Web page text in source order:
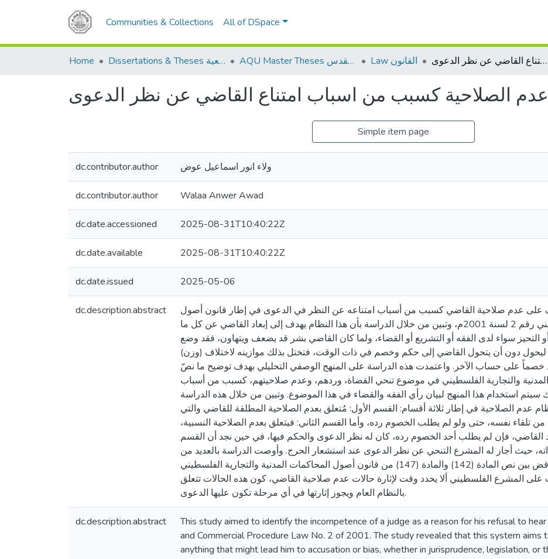
Communities & Collections All of DSpace
Home Dissertations & Theses الرسائل الجامعية AQU Master Theses الرسائل الجامعية الخاصة بجامعة القدس Law القانون عدم الصلاحية كسبب من اسباب امتناع القاضي عن نظر الدعوى
عدم الصلاحية كسبب من اسباب امتناع القاضي عن نظر الدعوى
Simple item page
dc.contributor.author ولاء انور اسماعيل عوض
dc.contributor.author Walaa Anwer Awad
dc.date.accessioned 2025-08-31T10:40:22Z
dc.date.available 2025-08-31T10:40:22Z
dc.date.issued 2025-05-06
dc.description.abstract
على عدم صلاحية القاضي كسبب من أسباب امتناعه عن النظر في الدعوى في إطار قانون أصول
المحاكمات المدنية والتجارية الفلسطيني رقم 2 لسنة 2001م، وتبين من خلال الدراسة بأن هذا النظام يهدف إلى إبعاد القاضي عن كل ما
التحيز سواء لدى الفقه أو التشريع أو القضاء، ولما كان القاضي بشر قد يضعف ويتهاون، فقد وضع
دون أن يتحول القاضي إلى حكم وخصم في ذات الوقت، فتختل بذلك موازينه لاختلاف (وزن)
على حساب الآخر. واعتمدت هذه الدراسة على المنهج الوصفي التحليلي بهدف توضيح ما نصّ
والتجارية الفلسطيني في موضوع تنحي القضاة، وردهم، وعدم صلاحيتهم، كسبب من أسباب
استخدام هذا المنهج لبيان رأي الفقه والقضاء في هذا الموضوع. وتبين من خلال هذه الدراسة
عدم الصلاحية في إطار ثلاثة أقسام: القسم الأول: مُتعلق بعدم الصلاحية المطلقة للقاضي والتي
تلقاء نفسه، حتى ولو لم يطلب الخصوم رده، وأما القسم الثاني: فيتعلق بعدم الصلاحية النسبية،
فإن لم يطلب أحد الخصوم رده، كان له نظر الدعوى والحكم فيها، في حين نجد أن القسم
حيث أجاز له المشرع التنحي عن نظر الدعوى عند استشعار الحرج. وأوصت الدراسة بالعديد من
التوصيات، أهمها: وجوب إزالة التناقض بين نص المادة (142) والمادة (147) من قانون أصول المحاكمات المدنية والتجارية الفلسطيني
بحيث يجب على المشرع الفلسطيني ألا يحدد وقت لإثارة حالات عدم صلاحية القاضي، كون هذه الحالات تتعلق
بالنظام العام ويجوز إثارتها في أي مرحلة تكون عليها الدعوى.
dc.description.abstract
This study aimed to identify the incompetence of a judge as a reason for his refusal to
and Commercial Procedure Law No. 2 of 2001. The study revealed that this system aims
anything that might lead him to accusation or bias, whether in jurisprudence, legislation, or